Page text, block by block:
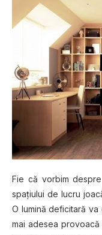
Fie că vorbim despre
spaţiului de lucru
O lumină deficitară
mai adesea